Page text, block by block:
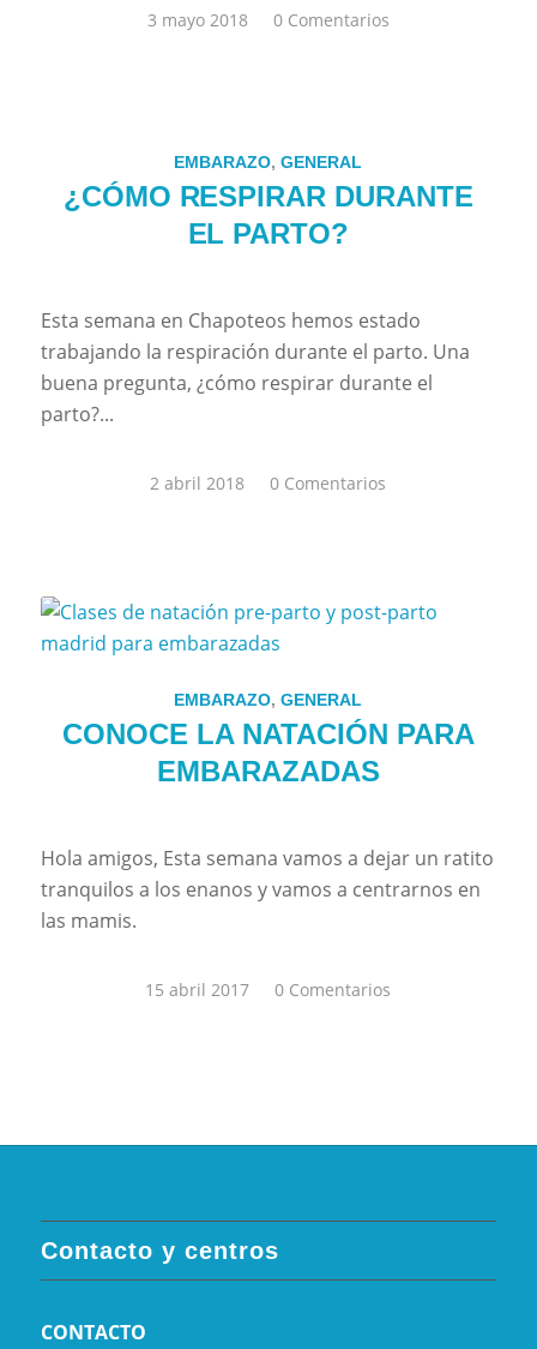
3 mayo 2018
/ 0 Comentarios
EMBARAZO,GENERAL
¿CÓMO RESPIRAR DURANTE
EL PARTO?
Esta semana en Chapoteos hemos estado
trabajando la respiración durante el parto. Una
buena pregunta, ¿cómo respirar durante el
parto?...
2 abril 2018
/ 0 Comentarios
EMBARAZO,GENERAL
CONOCE LA NATACIÓN PARA
EMBARAZADAS
Hola amigos, Esta semana vamos a dejar un ratito
tranquilos a los enanos y vamos a centrarnos en
las mamis.
15 abril 2017
/ 0 Comentarios
Contacto y centros
CONTACTO